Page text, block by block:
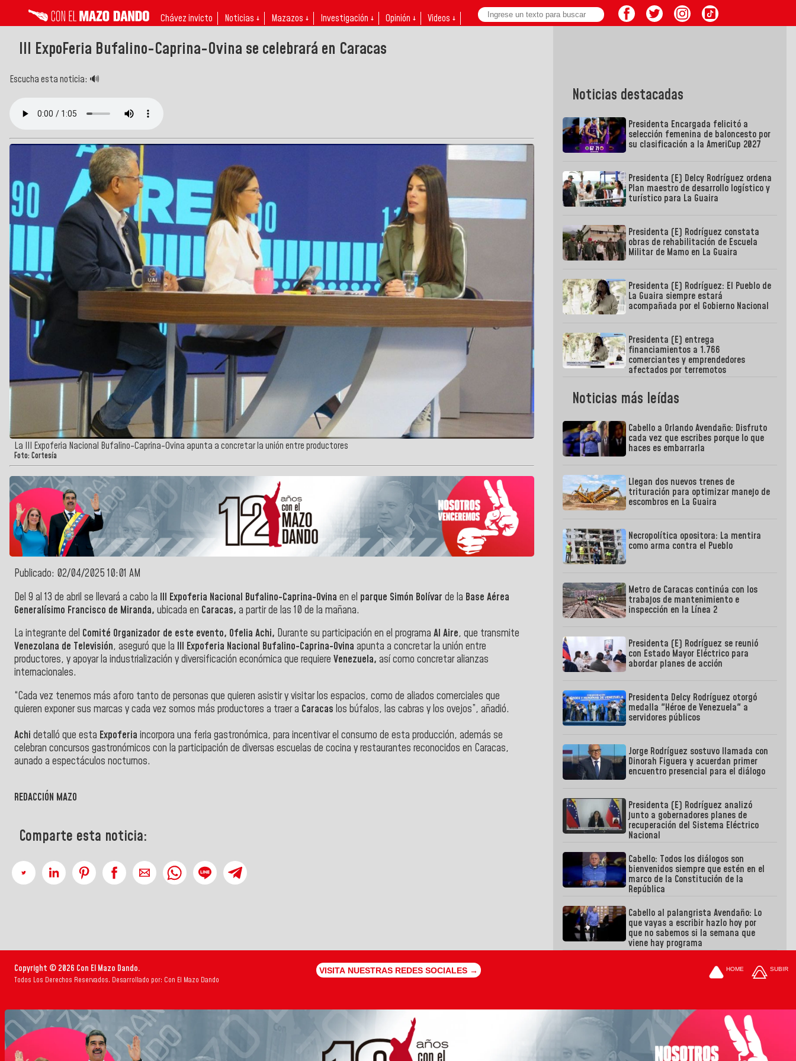
Chávez invicto Noticias ↓ Mazazos ↓ Investigación ↓ Opinión ↓ Videos ↓
III ExpoFeria Bufalino-Caprina-Ovina se celebrará en Caracas
Escucha esta noticia: 🔊
La III Expoferia Nacional Bufalino-Caprina-Ovina apunta a concretar la unión entre productores
Foto: Cortesía
Publicado: 02/04/2025 10:01 AM
Del 9 al 13 de abril se llevará a cabo la III Expoferia Nacional Bufalino-Caprina-Ovina en el parque Simón Bolívar de la Base Aérea
Generalísimo Francisco de Miranda, ubicada en Caracas, a partir de las 10 de la mañana.
La integrante del Comité Organizador de este evento, Ofelia Achi, Durante su participación en el programa Al Aire, que transmite
Venezolana de Televisión, aseguró que la III Expoferia Nacional Bufalino-Caprina-Ovina apunta a concretar la unión entre
productores, y apoyar la industrialización y diversificación económica que requiere Venezuela, así como concretar alianzas
internacionales.
“Cada vez tenemos más aforo tanto de personas que quieren asistir y visitar los espacios, como de aliados comerciales que
quieren exponer sus marcas y cada vez somos más productores a traer a Caracas los búfalos, las cabras y los ovejos”, añadió.
Achi detalló que esta Expoferia incorpora una feria gastronómica, para incentivar el consumo de esta producción, además se
celebran concursos gastronómicos con la participación de diversas escuelas de cocina y restaurantes reconocidos en Caracas,
aunado a espectáculos nocturnos.
REDACCIÓN MAZO
Comparte esta noticia:
Noticias destacadas
Presidenta Encargada felicitó a
selección femenina de baloncesto por
su clasificación a la AmeriCup 2027
Presidenta (E) Delcy Rodríguez ordena
Plan maestro de desarrollo logístico y
turístico para La Guaira
Presidenta (E) Rodríguez constata
obras de rehabilitación de Escuela
Militar de Mamo en La Guaira
Presidenta (E) Rodríguez: El Pueblo de
La Guaira siempre estará
acompañada por el Gobierno Nacional
Presidenta (E) entrega
financiamientos a 1.766
comerciantes y emprendedores
afectados por terremotos
Noticias más leídas
Cabello a Orlando Avendaño: Disfruto
cada vez que escribes porque lo que
haces es embarrarla
Llegan dos nuevos trenes de
trituración para optimizar manejo de
escombros en La Guaira
Necropolítica opositora: La mentira
como arma contra el Pueblo
Metro de Caracas continúa con los
trabajos de mantenimiento e
inspección en la Línea 2
Presidenta (E) Rodríguez se reunió
con Estado Mayor Eléctrico para
abordar planes de acción
Presidenta Delcy Rodríguez otorgó
medalla "Héroe de Venezuela" a
servidores públicos
Jorge Rodríguez sostuvo llamada con
Dinorah Figuera y acuerdan primer
encuentro presencial para el diálogo
Presidenta (E) Rodríguez analizó
junto a gobernadores planes de
recuperación del Sistema Eléctrico
Nacional
Cabello: Todos los diálogos son
bienvenidos siempre que estén en el
marco de la Constitución de la
República
Cabello al palangrista Avendaño: Lo
que vayas a escribir hazlo hoy por
que no sabemos si la semana que
viene hay programa
Copyright © 2026 Con El Mazo Dando.
Todos Los Derechos Reservados. Desarrollado por: Con El Mazo Dando
VISITA NUESTRAS REDES SOCIALES → HOME SUBIR